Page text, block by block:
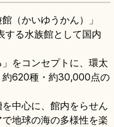
（かいゆうかん）」
する水族館として国内
をコンセプトに、環太
約620種・約30,000点の
中心に、館内をらせん
地球の海の多様性を楽